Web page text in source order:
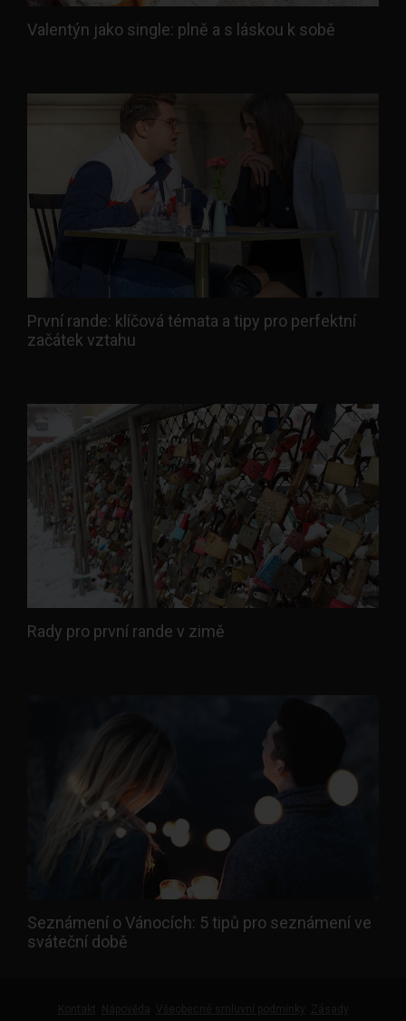
Valentýn jako single: plně a s láskou k sobě
První rande: klíčová témata a tipy pro perfektní
začátek vztahu
Rady pro první rande v zimě
Seznámení o Vánocích: 5 tipů pro seznámení ve
sváteční době